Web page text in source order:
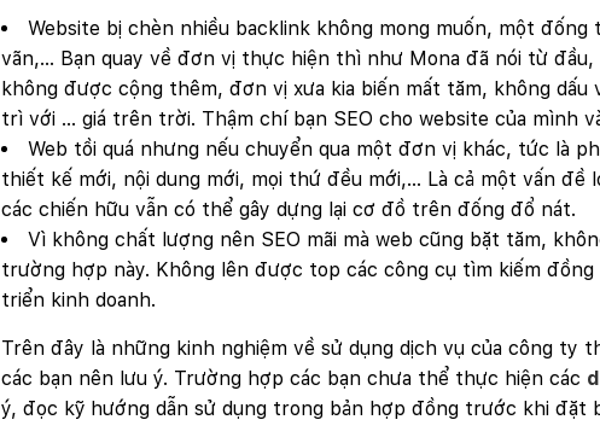
Website bị chèn nhiều backlink không mong muốn, một
vãn,… Bạn quay về đơn vị thực hiện thì như Mona đã nói từ
không được cộng thêm, đơn vị xưa kia biến mất tăm, không
trì với … giá trên trời. Thậm chí bạn SEO cho website của mình
Web tồi quá nhưng nếu chuyển qua một đơn vị khác, tức là
thiết kế mới, nội dung mới, mọi thứ đều mới,… Là cả một vấn đề
các chiến hữu vẫn có thể gây dựng lại cơ đồ trên đống đổ nát.
Vì không chất lượng nên SEO mãi mà web cũng bặt tăm,
trường hợp này. Không lên được top các công cụ tìm kiếm
triển kinh doanh.
Trên đây là những kinh nghiệm về sử dụng dịch vụ của công ty
các bạn nên lưu ý. Trường hợp các bạn chưa thể thực hiện các
ý, đọc kỹ hướng dẫn sử dụng trong bản hợp đồng trước khi đặt